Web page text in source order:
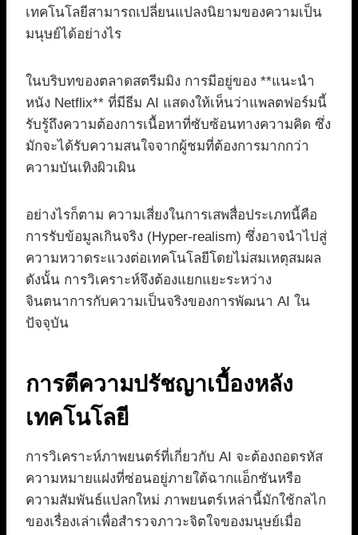
เทคโนโลยีสามารถเปลี่ยนแปลงนิยามของความเป็น
มนุษย์ได้อย่างไร
ในบริบทของตลาดสตรีมมิง การมีอยู่ของ **แนะนำ
หนัง Netflix** ที่มีธีม AI แสดงให้เห็นว่าแพลตฟอร์มนี้
รับรู้ถึงความต้องการเนื้อหาที่ซับซ้อนทางความคิด ซึ่ง
มักจะได้รับความสนใจจากผู้ชมที่ต้องการมากกว่า
ความบันเทิงผิวเผิน
อย่างไรก็ตาม ความเสี่ยงในการเสพสื่อประเภทนี้คือ
การรับข้อมูลเกินจริง (Hyper-realism) ซึ่งอาจนำไปสู่
ความหวาดระแวงต่อเทคโนโลยีโดยไม่สมเหตุสมผล
ดังนั้น การวิเคราะห์จึงต้องแยกแยะระหว่าง
จินตนาการกับความเป็นจริงของการพัฒนา AI ใน
ปัจจุบัน
การตีความปรัชญาเบื้องหลัง
เทคโนโลยี
การวิเคราะห์ภาพยนตร์ที่เกี่ยวกับ AI จะต้องถอดรหัส
ความหมายแฝงที่ซ่อนอยู่ภายใต้ฉากแอ็กชันหรือ
ความสัมพันธ์แปลกใหม่ ภาพยนตร์เหล่านี้มักใช้กลไก
ของเรื่องเล่าเพื่อสำรวจภาวะจิตใจของมนุษย์เมื่อ